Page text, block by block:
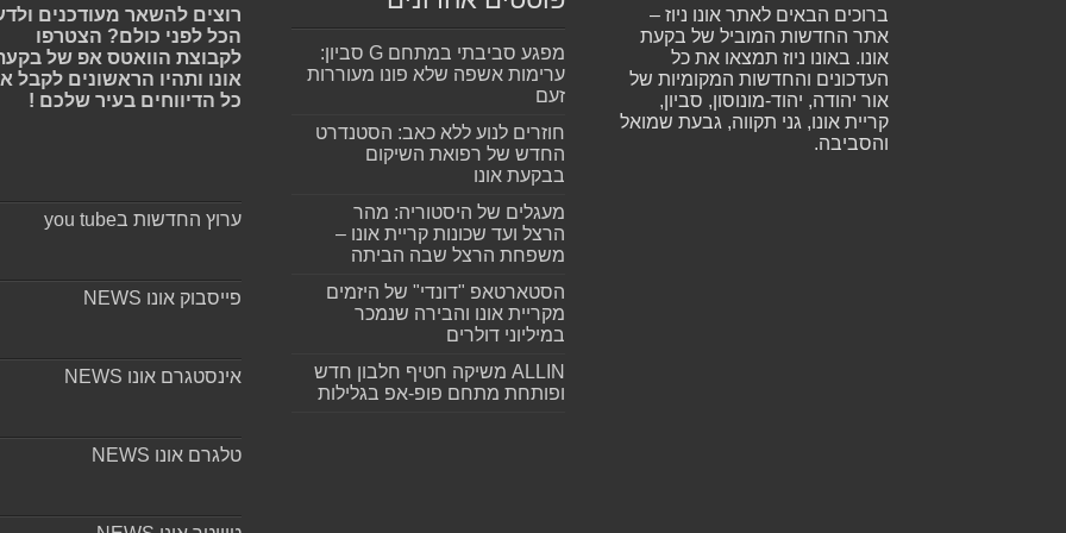
ברוכים הבאים לאתר אונו ניוז –
אתר החדשות המוביל של בקעת
אונו. באונו ניוז תמצאו את כל
העדכונים והחדשות המקומיות של
אור יהודה, יהוד-מונוסון, סביון,
קריית אונו, גני תקווה, גבעת שמואל
והסביבה.
מפגע סביבתי במתחם G סביון:
ערימות אשפה שלא פונו מעוררות
זעם
חוזרים לנוע ללא כאב: הסטנדרט
החדש של רפואת השיקום
בבקעת אונו
מעגלים של היסטוריה: מהר
הרצל ועד שכונות קריית אונו –
משפחת הרצל שבה הביתה
הסטארטאפ "דונדי" של היזמים
מקריית אונו והבירה שנמכר
במיליוני דולרים
ALLIN משיקה חטיף חלבון חדש
ופותחת מתחם פופ-אפ בגלילות
רוצים להשאר מעודכנים
הכל לפני כולם? הצטרפו
לקבוצת הוואטס אפ של
אונו ותהיו הראשונים לקבל
כל הדיווחים בעיר שלכם !
ערוץ החדשות בyou tube
פייסבוק אונו NEWS
אינסטגרם אונו NEWS
טלגרם אונו NEWS